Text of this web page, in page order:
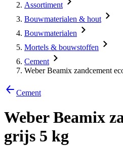
Assortiment
Bouwmaterialen & hout
Bouwmaterialen
Mortels & bouwstoffen
Cement
Weber Beamix zandcement
Cement
Weber Beamix
grijs 5 kg